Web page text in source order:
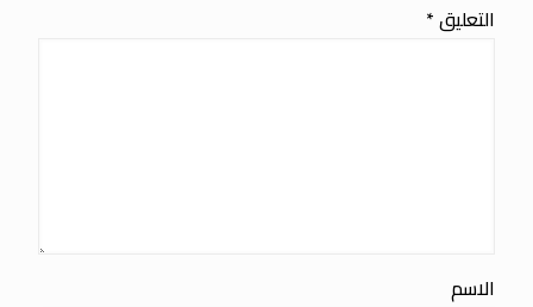
التعليق*
الاسم